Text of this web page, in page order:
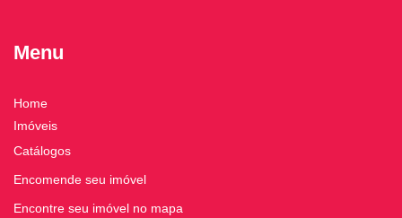
Menu
Home
Imóveis
Catálogos
Encomende seu imóvel
Encontre seu imóvel no mapa